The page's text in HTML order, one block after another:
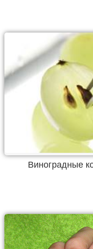
Виноградные